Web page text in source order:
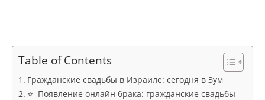
Table of Contents
Гражданские свадьбы в Израиле: сегодня в Зум
⭐ Появление онлайн брака: гражданские свадьбы